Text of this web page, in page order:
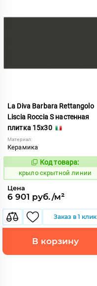
La Diva Barbara Rettangolo
Liscia Roccia S настенная
плитка 15x30
Материал:
Керамика
839419
Код товара:
крыло скрытной линии
Цена
6 901 руб./м²
Заказ в 1 клик
В корзину